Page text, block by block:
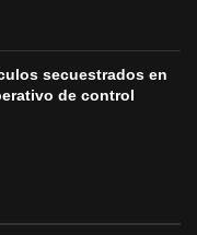
secuestrados en
de control